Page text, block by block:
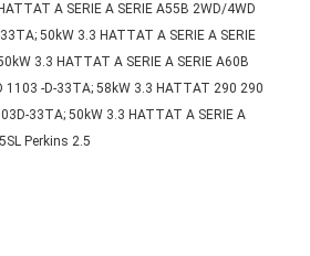
A SERIE A SERIE A55B 2WD/4WD
50kW 3.3 HATTAT A SERIE A SERIE
3.3 HATTAT A SERIE A SERIE A60B
1103 -D-33TA; 58kW 3.3 HATTAT 290 290
33TA; 50kW 3.3 HATTAT A SERIE A
Perkins 2.5